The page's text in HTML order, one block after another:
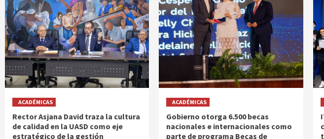
ACADÉMICAS
Rector Asjana David traza la cultura
de calidad en la UASD como eje
estratégico de la gestión
ACADÉMICAS
Gobierno otorga 6.500 becas
nacionales e internacionales como
parte de programa Becas de